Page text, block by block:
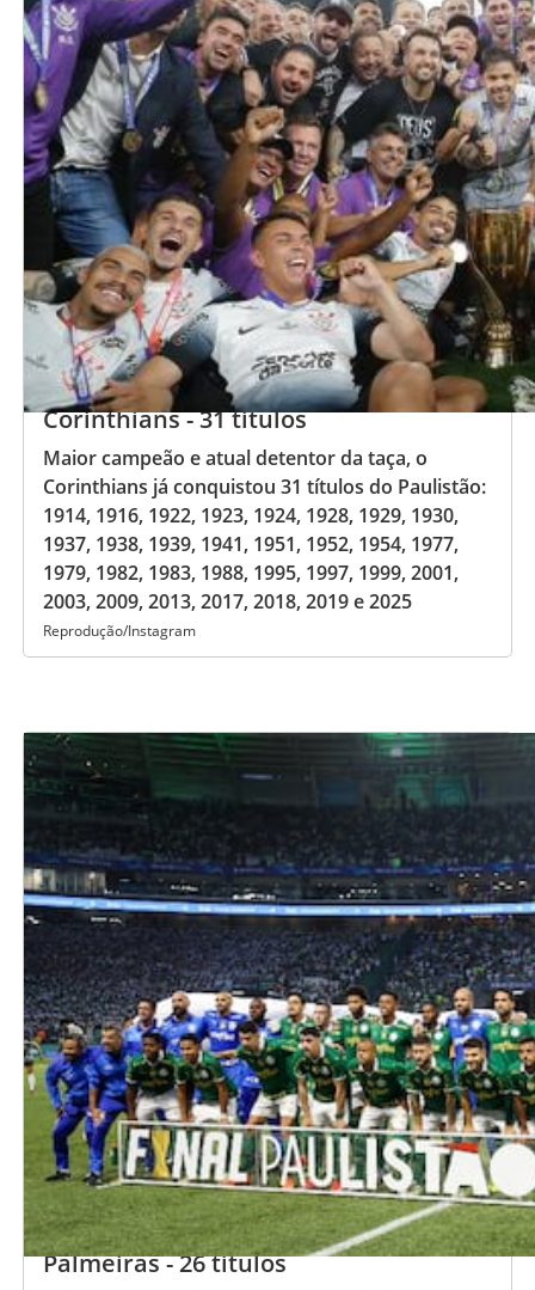
Corinthians - 31 títulos
Maior campeão e atual detentor da taça, o
Corinthians já conquistou 31 títulos do Paulistão:
1914, 1916, 1922, 1923, 1924, 1928, 1929, 1930,
1937, 1938, 1939, 1941, 1951, 1952, 1954, 1977,
1979, 1982, 1983, 1988, 1995, 1997, 1999, 2001,
2003, 2009, 2013, 2017, 2018, 2019 e 2025
Reprodução/Instagram
Palmeiras - 26 títulos